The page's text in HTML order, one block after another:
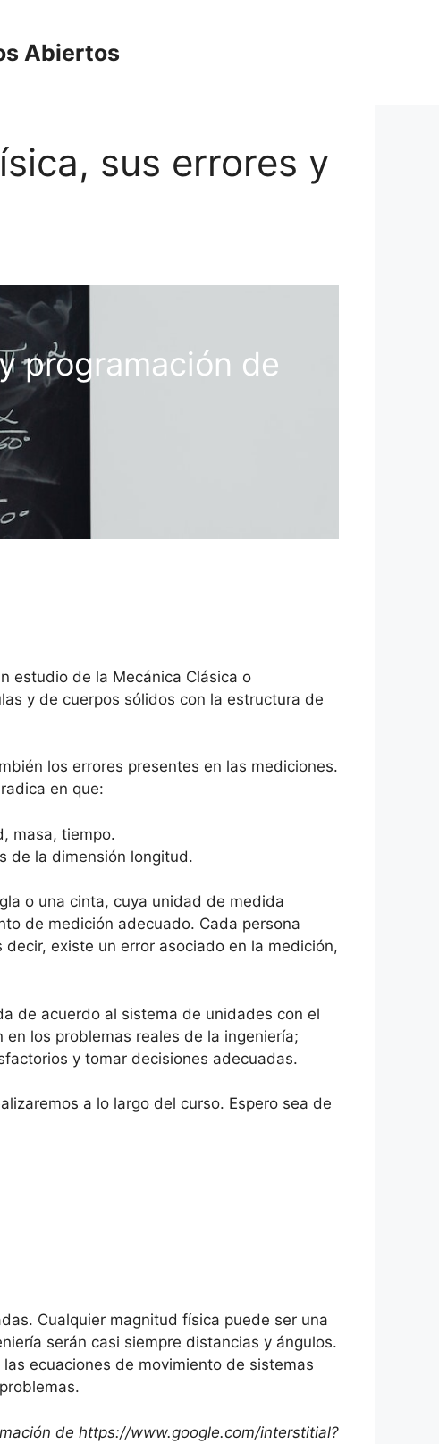
Abiertos
sus errores y
programación de
estudio de la Mecánica Clásica o
y de cuerpos sólidos con la estructura de
los errores presentes en las mediciones.
en que:
masa, tiempo.
de la dimensión longitud.
o una cinta, cuya unidad de medida
de medición adecuado. Cada persona
existe un error asociado en la medición,
de acuerdo al sistema de unidades con el
los problemas reales de la ingeniería;
y tomar decisiones adecuadas.
a lo largo del curso. Espero sea de
Cualquier magnitud física puede ser una
serán casi siempre distancias y ángulos.
ecuaciones de movimiento de sistemas
de https://www.google.com/interstitial?